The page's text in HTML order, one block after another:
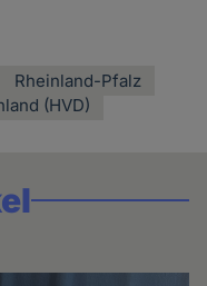
Rheinland-Pfalz
(HVD)